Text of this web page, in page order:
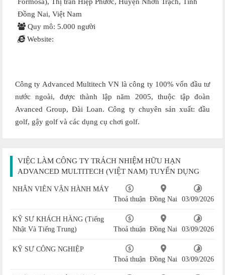
Đồng Nai, Việt Nam
Quy mô: 5.000 người
Website:
Công ty Advanced Multitech VN là công ty 100% vốn đầu tư
nước ngoài, được thành lập năm 2005, thuộc tập đoàn
Avanced Group, Đài Loan. Công ty chuyên sản xuất: đầu
golf, gậy golf và các dụng cụ chơi golf.
VIỆC LÀM CÔNG TY TRÁCH NHIỆM HỮU HẠN
ADVANCED MULTITECH (VIỆT NAM) TUYỂN DỤNG
NHÂN VIÊN VẬN HÀNH MÁY
Thoả thuận Đồng Nai 03/09/2026
KỸ SƯ KHÁCH HÀNG (Tiếng
Nhật Và Tiếng Trung)
Thoả thuận Đồng Nai 03/09/2026
KỸ SƯ CÔNG NGHIỆP
Thoả thuận Đồng Nai 03/09/2026